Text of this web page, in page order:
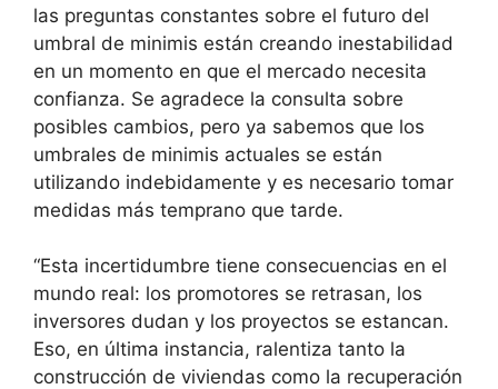
las preguntas constantes sobre el futuro del
umbral de minimis están creando inestabilidad
en un momento en que el mercado necesita
confianza. Se agradece la consulta sobre
posibles cambios, pero ya sabemos que los
umbrales de minimis actuales se están
utilizando indebidamente y es necesario tomar
medidas más temprano que tarde.
“Esta incertidumbre tiene consecuencias en el
mundo real: los promotores se retrasan, los
inversores dudan y los proyectos se estancan.
Eso, en última instancia, ralentiza tanto la
construcción de viviendas como la recuperación